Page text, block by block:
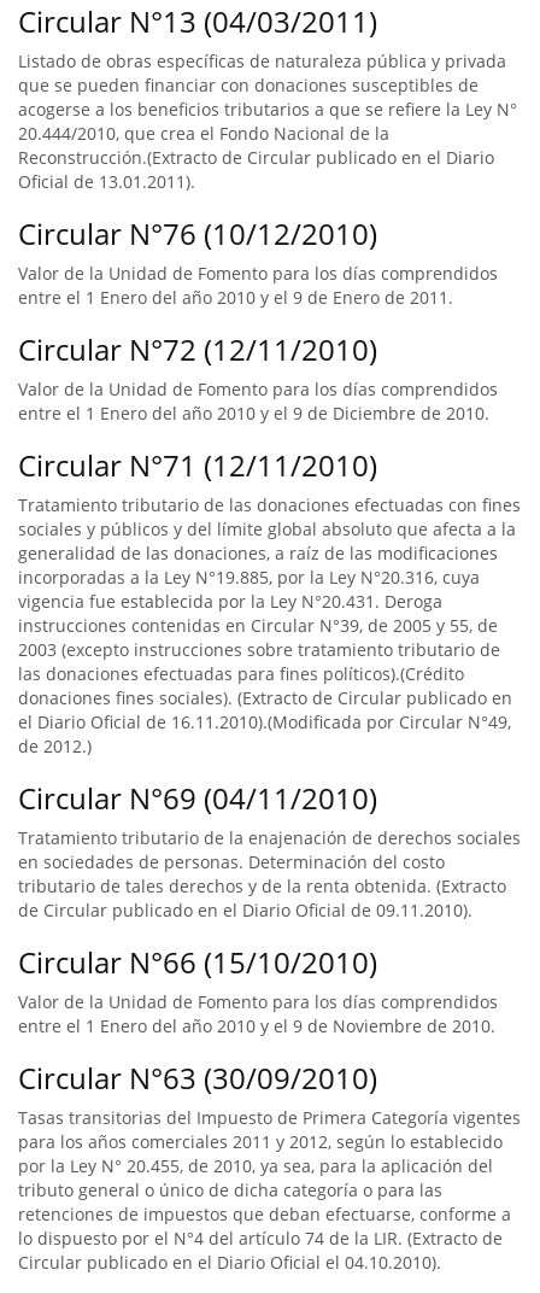
Circular N°13 (04/03/2011)
Listado de obras específicas de naturaleza pública y privada
que se pueden financiar con donaciones susceptibles de
acogerse a los beneficios tributarios a que se refiere la Ley N°
20.444/2010, que crea el Fondo Nacional de la
Reconstrucción.(Extracto de Circular publicado en el Diario
Oficial de 13.01.2011).
Circular N°76 (10/12/2010)
Valor de la Unidad de Fomento para los días comprendidos
entre el 1 Enero del año 2010 y el 9 de Enero de 2011.
Circular N°72 (12/11/2010)
Valor de la Unidad de Fomento para los días comprendidos
entre el 1 Enero del año 2010 y el 9 de Diciembre de 2010.
Circular N°71 (12/11/2010)
Tratamiento tributario de las donaciones efectuadas con fines
sociales y públicos y del límite global absoluto que afecta a la
generalidad de las donaciones, a raíz de las modificaciones
incorporadas a la Ley N°19.885, por la Ley N°20.316, cuya
vigencia fue establecida por la Ley N°20.431. Deroga
instrucciones contenidas en Circular N°39, de 2005 y 55, de
2003 (excepto instrucciones sobre tratamiento tributario de
las donaciones efectuadas para fines políticos).(Crédito
donaciones fines sociales). (Extracto de Circular publicado en
el Diario Oficial de 16.11.2010).(Modificada por Circular N°49,
de 2012.)
Circular N°69 (04/11/2010)
Tratamiento tributario de la enajenación de derechos sociales
en sociedades de personas. Determinación del costo
tributario de tales derechos y de la renta obtenida. (Extracto
de Circular publicado en el Diario Oficial de 09.11.2010).
Circular N°66 (15/10/2010)
Valor de la Unidad de Fomento para los días comprendidos
entre el 1 Enero del año 2010 y el 9 de Noviembre de 2010.
Circular N°63 (30/09/2010)
Tasas transitorias del Impuesto de Primera Categoría vigentes
para los años comerciales 2011 y 2012, según lo establecido
por la Ley N° 20.455, de 2010, ya sea, para la aplicación del
tributo general o único de dicha categoría o para las
retenciones de impuestos que deban efectuarse, conforme a
lo dispuesto por el N°4 del artículo 74 de la LIR. (Extracto de
Circular publicado en el Diario Oficial el 04.10.2010).